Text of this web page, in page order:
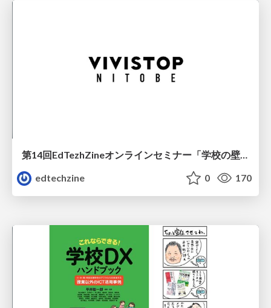
第14回EdTezhZineオンラインセミナー「学校の壁を超えて共創を生み出す──クリエイティブな学びの場『VIVISTOP NITOBE』の取り組み」
edtechzine
0 170